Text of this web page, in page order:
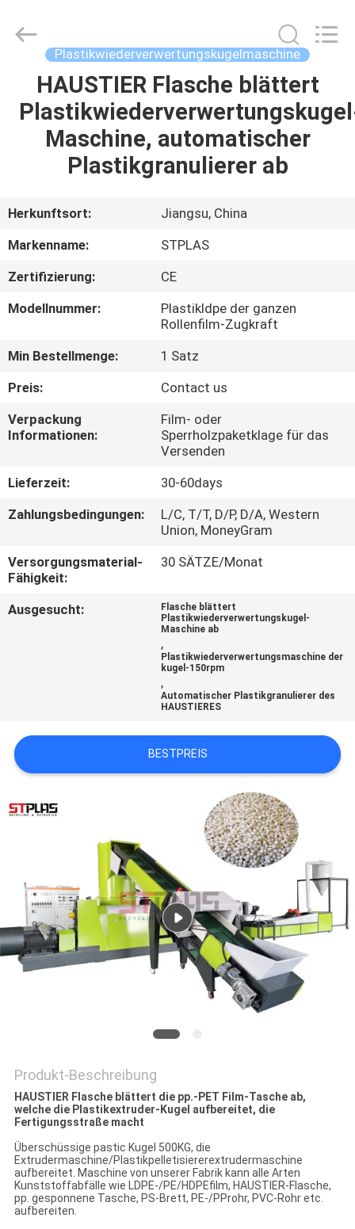
HAUS
PRODUKTE
ÜBER
FABRIK-
QUALITÄTSKONTROLLE
TRETEN
MIT
UNS
VERBINDUNG
COMPANY
PRIVACY
POLICY
CO.,LTD.
Plastikwiederverwertungskugelmaschine
HAUSTIER Flasche blättert
Maschine, automatischer
Plastikgranulierer ab
Herkunftsort:
Jiangsu, China
Markenname:
STPLAS
Zertifizierung:
CE
Modellnummer:
Plastikldpe der ganzen
Rollenfilm-Zugkraft
Min Bestellmenge:
1 Satz
Preis:
Contact us
Verpackung
Informationen:
Film- oder
Sperrholzpaketklage für das
Versenden
Lieferzeit:
30-60days
Zahlungsbedingungen:
L/C, T/T, D/P, D/A, Western
Union, MoneyGram
Versorgungsmaterial-
Fähigkeit:
30 SÄTZE/Monat
Ausgesucht:
Flasche blättert
Plastikwiederverwertungskugel-
Maschine ab
,
Plastikwiederverwertungsmaschine der
kugel-150rpm
,
Automatischer Plastikgranulierer des
HAUSTIERES
BESTPREIS
Produkt-Beschreibung
HAUSTIER Flasche blättert die pp.-PET Film-Tasche ab,
welche die Plastikextruder-Kugel aufbereitet, die
Fertigungsstraße macht
Überschüssige pastic Kugel 500KG, die
Extrudermaschine/Plastikpelletisiererextrudermaschine
aufbereitet. Maschine von unserer Fabrik kann alle Arten
Kunststoffabfälle wie LDPE-/PE/HDPEfilm, HAUSTIER-Flasche,
pp. gesponnene Tasche, PS-Brett, PE-/PProhr, PVC-Rohr etc.
aufbereiten.